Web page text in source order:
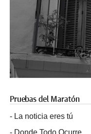
Pruebas del Maratón
- La noticia eres tú
- Donde Todo Ocurre